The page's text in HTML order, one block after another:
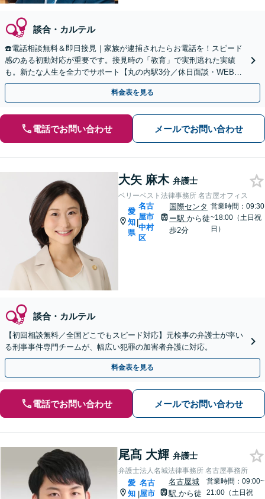
談合・カルテル
☎️電話相談無料＆即日接見｜家族が逮捕されたらお電話を！スピード
感のある初動対応が重要です。接見時の「教育」で実刑逃れた実績
も。新たな人生を全力でサポート【丸の内駅3分／休日面談・WEB面
談可】【被害者側も対応】
料金表を見る
電話でお問い合わせ メールでお問い合わせ
大矢 麻木 弁護士
ベリーベスト法律事務所 名古屋オフィス
愛
知
県
|
名古
屋市
中村
区
国際センタ
ー駅から徒
歩2分
営業時間：09:30
~18:00（土日祝
日）
談合・カルテル
【初回相談無料／全国どこでもスピード対応】元検事の弁護士が率い
る刑事事件専門チームが、幅広い犯罪の加害者弁護に対応。
料金表を見る
電話でお問い合わせ メールでお問い合わせ
尾髙 大輝 弁護士
弁護士法人名城法律事務所 名古屋事務所
愛
知 |
名古
屋市
名古屋城
駅から徒
営業時間：09:00~
21:00（土日祝